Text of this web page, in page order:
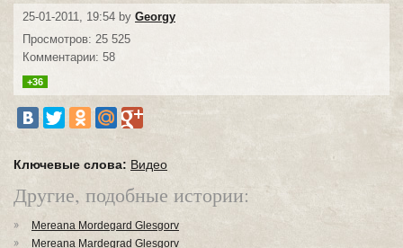
25-01-2011, 19:54 by Georgy
Просмотров: 25 525
Комментарии: 58
+36
Ключевые слова: Видео
Другие, подобные истории:
Mereana Mordegard Glesgorv
Mereana Mardegrad Glesgorv